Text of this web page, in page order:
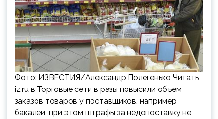
Фото: ИЗВЕСТИЯ/Александр Полегенько Читать
iz.ru в Торговые сети в разы повысили объем
заказов товаров у поставщиков, например
бакалеи, при этом штрафы за недопоставку не